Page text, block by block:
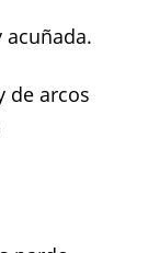
acuñada.
de arcos